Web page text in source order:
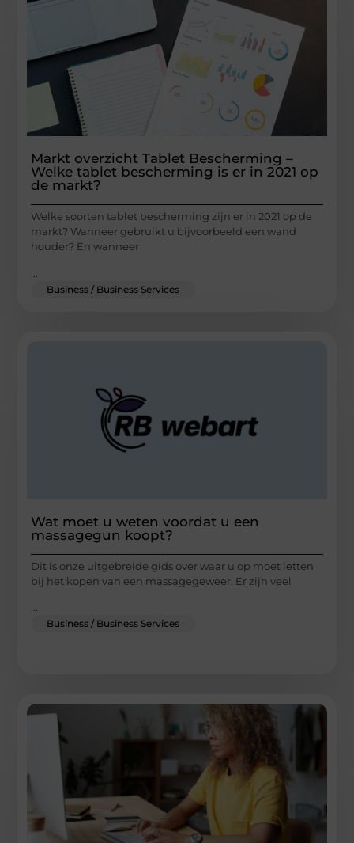
Markt overzicht Tablet Bescherming –
Welke tablet bescherming is er in 2021 op
de markt?
Welke soorten tablet bescherming zijn er in 2021 op de
markt? Wanneer gebruikt u bijvoorbeeld een wand
houder? En wanneer
Business / Business Services
Wat moet u weten voordat u een
massagegun koopt?
Dit is onze uitgebreide gids over waar u op moet letten
bij het kopen van een massagegeweer. Er zijn veel
Business / Business Services